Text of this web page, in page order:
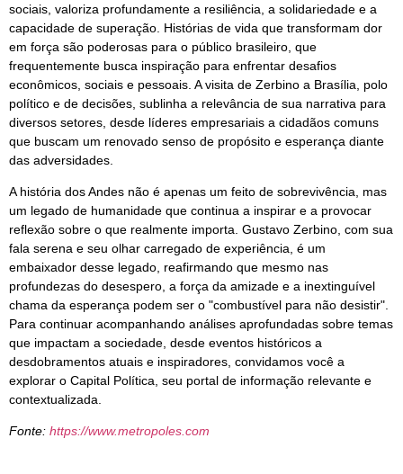
sociais, valoriza profundamente a resiliência, a solidariedade e a
capacidade de superação. Histórias de vida que transformam dor
em força são poderosas para o público brasileiro, que
frequentemente busca inspiração para enfrentar desafios
econômicos, sociais e pessoais. A visita de Zerbino a Brasília, polo
político e de decisões, sublinha a relevância de sua narrativa para
diversos setores, desde líderes empresariais a cidadãos comuns
que buscam um renovado senso de propósito e esperança diante
das adversidades.
A história dos Andes não é apenas um feito de sobrevivência, mas
um legado de humanidade que continua a inspirar e a provocar
reflexão sobre o que realmente importa. Gustavo Zerbino, com sua
fala serena e seu olhar carregado de experiência, é um
embaixador desse legado, reafirmando que mesmo nas
profundezas do desespero, a força da amizade e a inextinguível
chama da esperança podem ser o "combustível para não desistir".
Para continuar acompanhando análises aprofundadas sobre temas
que impactam a sociedade, desde eventos históricos a
desdobramentos atuais e inspiradores, convidamos você a
explorar o Capital Política, seu portal de informação relevante e
contextualizada.
Fonte: https://www.metropoles.com